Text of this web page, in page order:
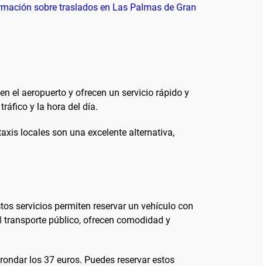
sobre traslados en Las Palmas de Gran
el aeropuerto y ofrecen un servicio rápido y
y la hora del día.
locales son una excelente alternativa,
servicios permiten reservar un vehículo con
transporte público, ofrecen comodidad y
los 37 euros. Puedes reservar estos